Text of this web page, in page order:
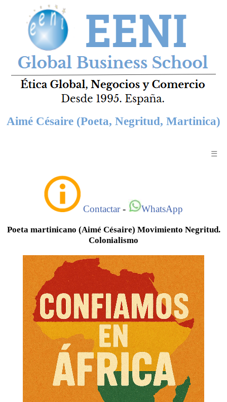
Aimé Césaire (Poeta, Negritud, Martinica)
☰
Contactar- WhatsApp
Poeta martinicano (Aimé Césaire) Movimiento Negritud.
Colonialismo